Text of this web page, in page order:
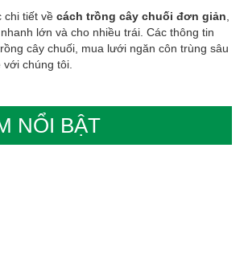
chi tiết về cách trồng cây chuối đơn giản,
lớn và cho nhiều trái. Các thông tin
cây chuối, mua lưới ngăn côn trùng sâu
với chúng tôi.
NỔI BẬT